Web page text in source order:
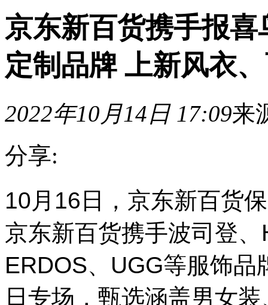
京东新百货携手报
定制品牌 上新风衣
2022年10月14日 17:09来
分享:
月
16
日，
京
东
新
百
保
10月16日，京东新百货
京东新百货携手波司登
ERDOS、UGG等服饰
日专场，甄选涵盖男女